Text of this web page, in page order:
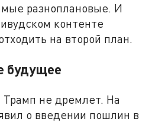
разноплановые. И
контенте
на второй план.
будущее
не дремлет. На
о введении пошлин в